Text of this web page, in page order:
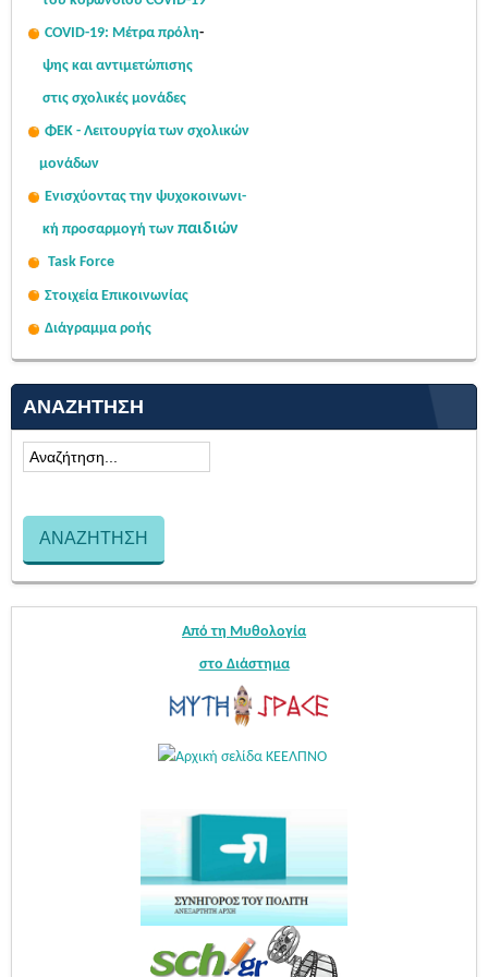
COVID-19: Μέτρα πρόλη-
ψης και αντιμετώπισης
στις σχολικές μονάδες
ΦΕΚ - Λειτουργία των σχολικών
μονάδων
Ενισχύοντας την ψυχοκοινωνι-
κή προσαρμογή των παιδιών
Task Force
Στοιχεία Επικοινωνίας
Διάγραμμα ροής
ΑΝΑΖΉΤΗΣΗ
Από τη Μυθολογία
στο Διάστημα